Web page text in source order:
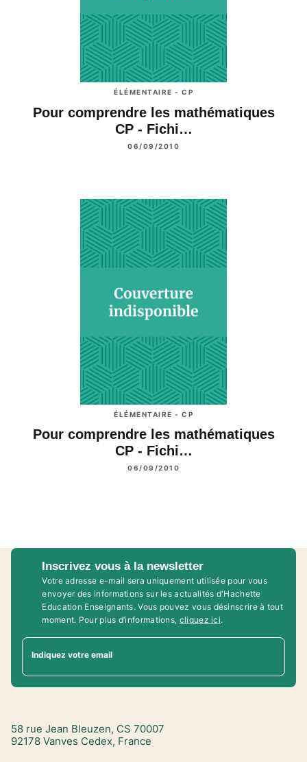
ÉLÉMENTAIRE - CP
Pour comprendre les mathématiques
CP - Fichi…
06/09/2010
ÉLÉMENTAIRE - CP
Pour comprendre les mathématiques
CP - Fichi…
06/09/2010
Inscrivez vous à la newsletter
Votre adresse e-mail sera uniquement utilisée pour vous
envoyer des informations sur les actualités d'Hachette
Education Enseignants. Vous pouvez vous désinscrire à tout
moment. Pour plus d’informations, cliquez ici.
Indiquez votre email
58 rue Jean Bleuzen, CS 70007
92178 Vanves Cedex, France